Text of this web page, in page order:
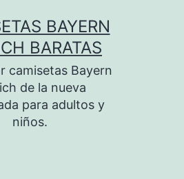
BAYERN
BARATAS
camisetas Bayern
de la nueva
para adultos y
niños.